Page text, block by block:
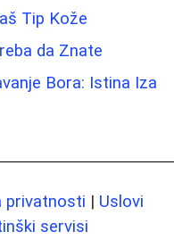
Tip Kože
da Znate
Bora: Istina Iza
privatnosti | Uslovi
servisi